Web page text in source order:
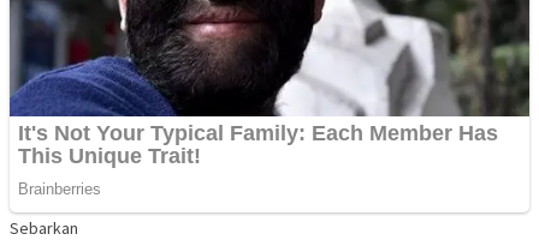
Sebarkan